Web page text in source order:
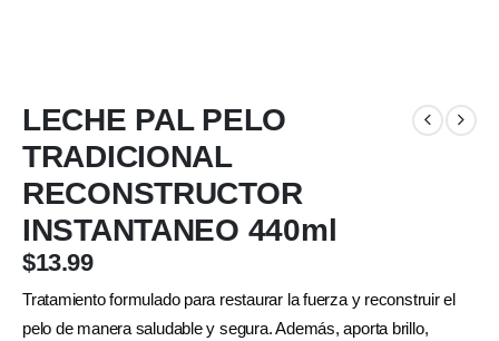
LECHE PAL PELO
TRADICIONAL
RECONSTRUCTOR
INSTANTANEO 440ml
$13.99
Tratamiento formulado para restaurar la fuerza y reconstruir el
pelo de manera saludable y segura. Además, aporta brillo,